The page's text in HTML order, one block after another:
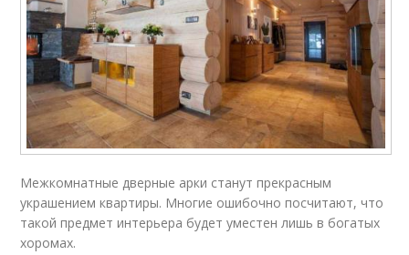
Межкомнатные дверные арки станут прекрасным
украшением квартиры. Многие ошибочно посчитают, что
такой предмет интерьера будет уместен лишь в богатых
хоромах.